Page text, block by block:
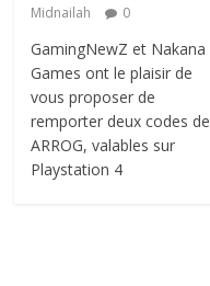
Midnailah
0
GamingNewZ et Nakana
Games ont le plaisir de
vous proposer de
remporter deux codes de
ARROG, valables sur
Playstation 4